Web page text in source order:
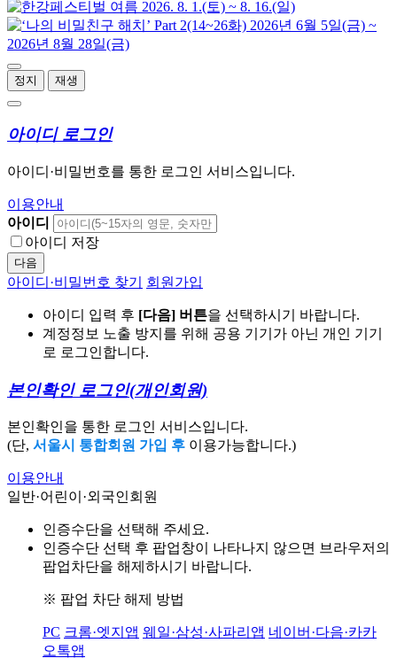
정지 재생
아이디 로그인
아이디·비밀번호를 통한 로그인 서비스입니다.
이용안내
아이디
아이디 저장
다음
아이디·비밀번호 찾기 회원가입
아이디 입력 후 [다음] 버튼을 선택하시기 바랍니다.
계정정보 노출 방지를 위해 공용 기기가 아닌 개인 기기
로 로그인합니다.
본인확인 로그인(개인회원)
본인확인을 통한 로그인 서비스입니다.
(단, 서울시 통합회원 가입 후 이용가능합니다.)
이용안내
일반·어린이·외국인회원
인증수단을 선택해 주세요.
인증수단 선택 후 팝업창이 나타나지 않으면 브라우저의
팝업차단을 해제하시기 바랍니다.
※ 팝업 차단 해제 방법
PC 크롬·엣지앱 웨일·삼성·사파리앱 네이버·다음·카카
오톡앱